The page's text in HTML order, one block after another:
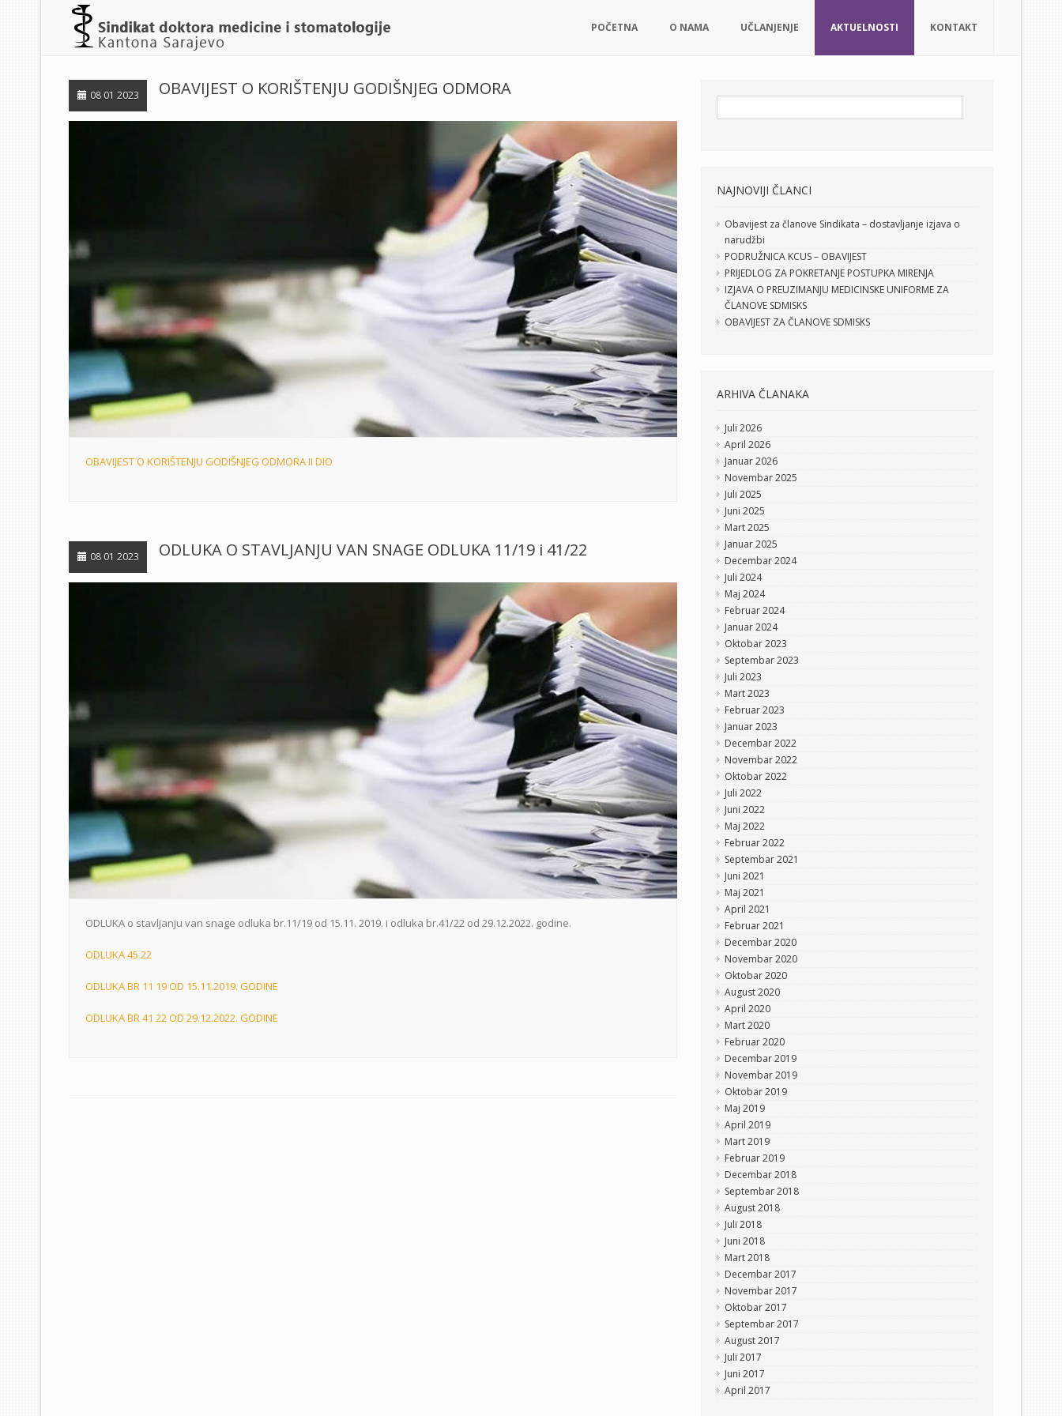
POČETNA O NAMA UČLANJENJE AKTUELNOSTI KONTAKT
08 01 2023 OBAVIJEST O KORIŠTENJU GODIŠNJEG ODMORA
OBAVIJEST O KORIŠTENJU GODIŠNJEG ODMORA II DIO
08 01 2023 ODLUKA O STAVLJANJU VAN SNAGE ODLUKA 11/19 i 41/22
ODLUKA o stavljanju van snage odluka br.11/19 od 15.11. 2019. i odluka br.41/22 od 29.12.2022. godine.
ODLUKA 45 22
ODLUKA BR 11 19 OD 15.11.2019. GODINE
ODLUKA BR 41 22 OD 29.12.2022. GODINE
NAJNOVIJI ČLANCI
Obavijest za članove Sindikata – dostavljanje izjava o
narudžbi
PODRUŽNICA KCUS – OBAVIJEST
PRIJEDLOG ZA POKRETANJE POSTUPKA MIRENJA
IZJAVA O PREUZIMANJU MEDICINSKE UNIFORME ZA
ČLANOVE SDMISKS
OBAVIJEST ZA ČLANOVE SDMISKS
ARHIVA ČLANAKA
Juli 2026
April 2026
Januar 2026
Novembar 2025
Juli 2025
Juni 2025
Mart 2025
Januar 2025
Decembar 2024
Juli 2024
Maj 2024
Februar 2024
Januar 2024
Oktobar 2023
Septembar 2023
Juli 2023
Mart 2023
Februar 2023
Januar 2023
Decembar 2022
Novembar 2022
Oktobar 2022
Juli 2022
Juni 2022
Maj 2022
Februar 2022
Septembar 2021
Juni 2021
Maj 2021
April 2021
Februar 2021
Decembar 2020
Novembar 2020
Oktobar 2020
August 2020
April 2020
Mart 2020
Februar 2020
Decembar 2019
Novembar 2019
Oktobar 2019
Maj 2019
April 2019
Mart 2019
Februar 2019
Decembar 2018
Septembar 2018
August 2018
Juli 2018
Juni 2018
Mart 2018
Decembar 2017
Novembar 2017
Oktobar 2017
Septembar 2017
August 2017
Juli 2017
Juni 2017
April 2017